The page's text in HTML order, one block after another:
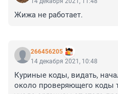
Жижа не работает.
266456205
14 декабря 2021, 10:48
Куриные коды, видать,
около проверяющего коды